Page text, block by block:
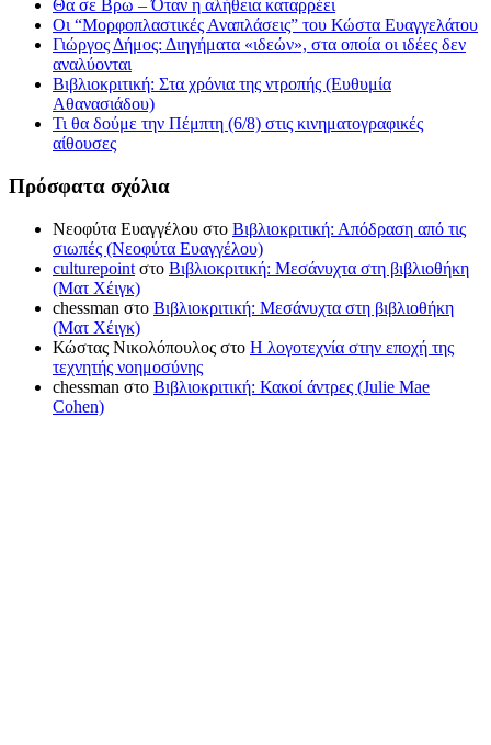
Θα σε Βρω – Όταν η αλήθεια καταρρέει
Οι “Μορφοπλαστικές Αναπλάσεις” του Κώστα Ευαγγελάτου
Γιώργος Δήμος: Διηγήματα «ιδεών», στα οποία οι ιδέες δεν
αναλύονται
Βιβλιοκριτική: Στα χρόνια της ντροπής (Ευθυμία
Αθανασιάδου)
Τι θα δούμε την Πέμπτη (6/8) στις κινηματογραφικές
αίθουσες
Πρόσφατα σχόλια
Νεοφύτα Ευαγγέλου στο Βιβλιοκριτική: Απόδραση από τις
σιωπές (Νεοφύτα Ευαγγέλου)
culturepoint στο Βιβλιοκριτική: Μεσάνυχτα στη βιβλιοθήκη
(Ματ Χέιγκ)
chessman στο Βιβλιοκριτική: Μεσάνυχτα στη βιβλιοθήκη
(Ματ Χέιγκ)
Κώστας Νικολόπουλος στο Η λογοτεχνία στην εποχή της
τεχνητής νοημοσύνης
chessman στο Βιβλιοκριτική: Κακοί άντρες (Julie Mae
Cohen)